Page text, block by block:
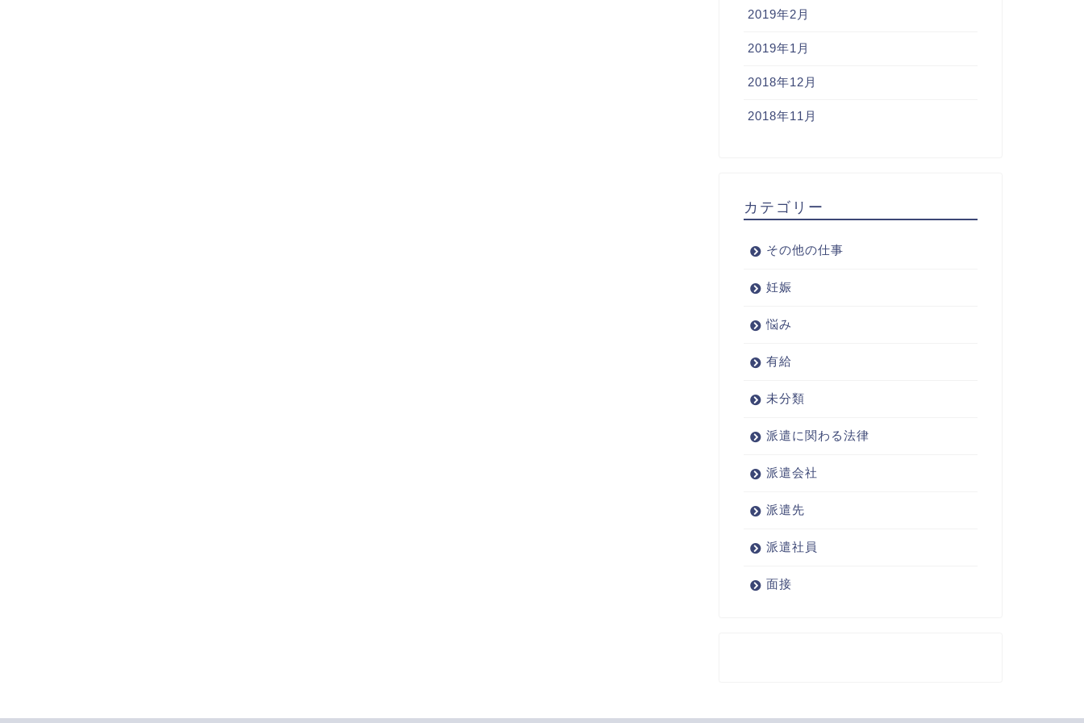
2019年2月
2019年1月
2018年12月
2018年11月
カテゴリー
その他の仕事
妊娠
悩み
有給
未分類
派遣に関わる法律
派遣会社
派遣先
派遣社員
面接